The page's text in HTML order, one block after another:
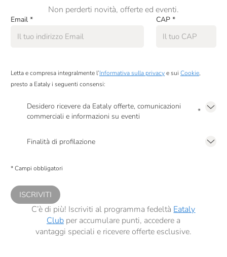
Non perderti novità, offerte ed eventi.
Email * CAP *
Letta e compresa integralmente l’Informativa sulla privacye sui Cookie,
presto a Eataly i seguenti consensi:
Desidero ricevere da Eataly offerte, comunicazioni
commerciali e informazioni su eventi
*
Finalità di profilazione
comunicazioni commerciali personalizzate, in caso di consenso prestato ai
* Campi obbligatori
ISCRIVITI
C’è di più! Iscriviti al programma fedeltà Eataly
Clubper accumulare punti, accedere a
vantaggi speciali e ricevere offerte esclusive.